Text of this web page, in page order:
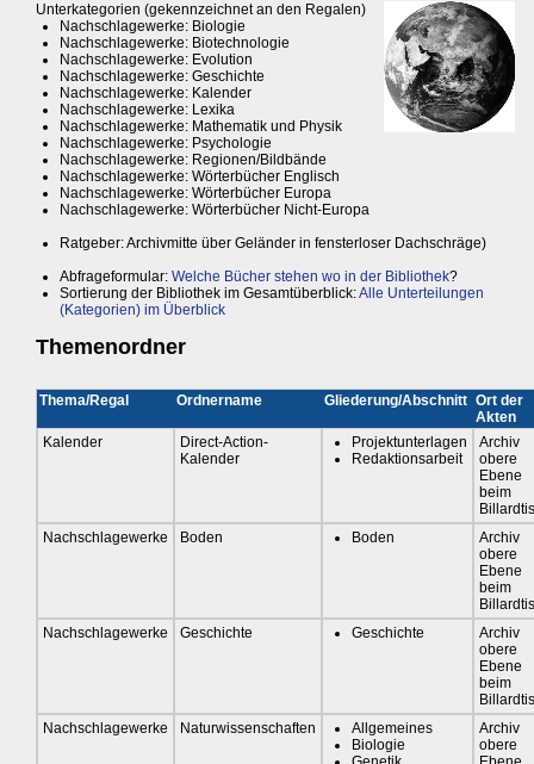
Unterkategorien (gekennzeichnet an den Regalen)
Nachschlagewerke: Biologie
Nachschlagewerke: Biotechnologie
Nachschlagewerke: Evolution
Nachschlagewerke: Geschichte
Nachschlagewerke: Kalender
Nachschlagewerke: Lexika
Nachschlagewerke: Mathematik und Physik
Nachschlagewerke: Psychologie
Nachschlagewerke: Regionen/Bildbände
Nachschlagewerke: Wörterbücher Englisch
Nachschlagewerke: Wörterbücher Europa
Nachschlagewerke: Wörterbücher Nicht-Europa
Ratgeber: Archivmitte über Geländer in fensterloser Dachschräge)
Abfrageformular: Welche Bücher stehen wo in der Bibliothek?
Sortierung der Bibliothek im Gesamtüberblick:Alle Unterteilungen
(Kategorien) im Überblick
Themenordner
Thema/Regal Ordnername Gliederung/Abschnitt Ort der
Akten
Kalender
Direct-Action-
Kalender
Projektunterlagen
Redaktionsarbeit
Archiv
obere
Ebene
beim
Nachschlagewerke
Boden Boden
Archiv
obere
Ebene
beim
Nachschlagewerke
Geschichte Geschichte
Archiv
obere
Ebene
beim
Nachschlagewerke
Naturwissenschaften
Allgemeines
Biologie
Archiv
obere